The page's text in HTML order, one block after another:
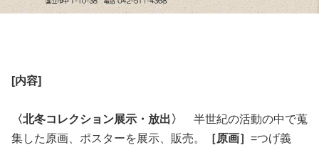
[内容]
〈北冬コレクション展示・放出〉
半世紀の活動の中で蒐
集した原画、ポスターを展示、販売。
［原画］ =つげ義